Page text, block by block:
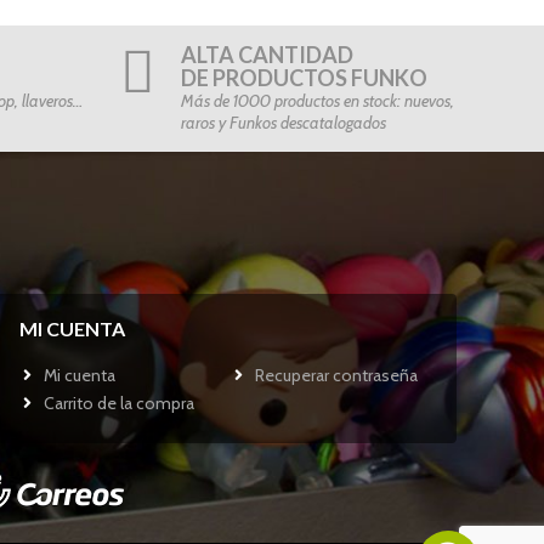
llaveros…
ALTA CANTIDAD
DE PRODUCTOS FUNKO
Más de 1000 productos en stock: nuevos,
raros y Funkos descatalogados
MI CUENTA
Mi cuenta
Recuperar contraseña
Carrito de la compra